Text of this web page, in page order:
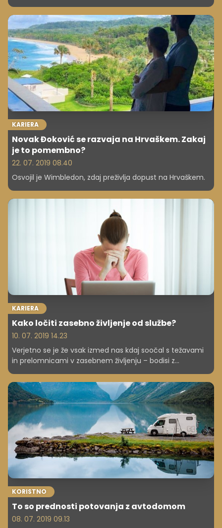
Septembra je namreč naval mladih iskalcev ogromen,
kar posledično pomeni večje povpraševanje, manjšo
izbiro, nekoliko višje cene in večjo možnost zapletov.
Izpostavljamo nekaj koristnih namigov, ki so lahko v
pomoč pri tem, včasih napornem iskanju ustreznega
bivališča.
KARIERA
Novak Đoković se razvaja na Hrvaškem. Zakaj
je to pomembno?
22. 07. 2019 08.40
Osvojil je Wimbledon, zdaj preživlja dopust na Hrvaškem.
KARIERA
Kako ločiti zasebno življenje od službe?
10. 07. 2019 14.23
Verjetno se je že vsak izmed nas kdaj soočal s težavami
in prelomnicami v zasebnem življenju – bodisi z
zaključkom partnerskega odnosa, smrtjo v družini, težjim
konfliktnim obdobjem s partnerjem ali izvirno družino …
Dejstvo je, da življenje prinese marsikaj, a kako v takšnem
obdobju razmejiti svojo zasebnost od dela? Znan
pregovor pravi, da je potrebno vsebine, ki se tičejo
zasebnosti puščati pred vrati svoje službe, a pri tem se
poraja vprašanje – je to v težjih življenjskih obdobjih
mogoče in sploh smiselno?
KORISTNO
To so prednosti potovanja z avtodomom
08. 07. 2019 09.13